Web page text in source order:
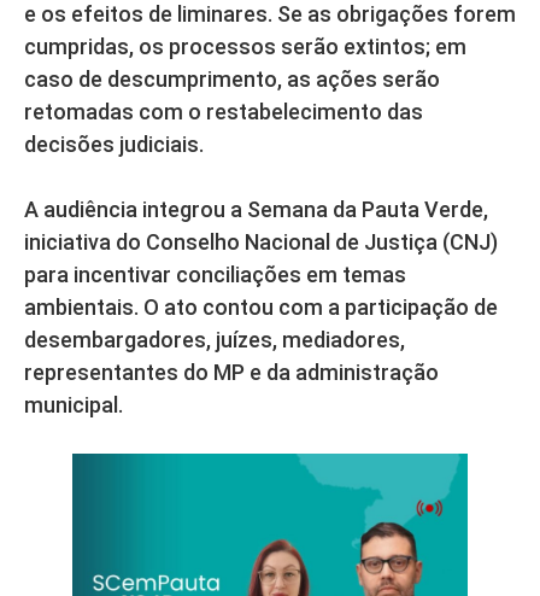
e os efeitos de liminares. Se as obrigações forem
cumpridas, os processos serão extintos; em
caso de descumprimento, as ações serão
retomadas com o restabelecimento das
decisões judiciais.
A audiência integrou a Semana da Pauta Verde,
iniciativa do Conselho Nacional de Justiça (CNJ)
para incentivar conciliações em temas
ambientais. O ato contou com a participação de
desembargadores, juízes, mediadores,
representantes do MP e da administração
municipal.